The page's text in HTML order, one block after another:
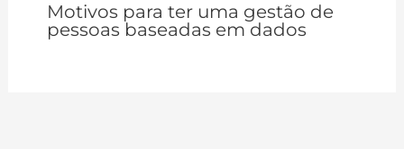
Motivos para ter uma gestão de
pessoas baseadas em dados